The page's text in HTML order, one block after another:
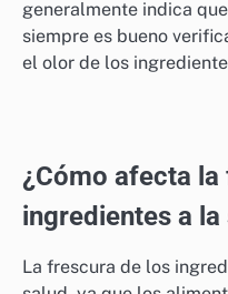
Justo garantizan que
estándares específicos
Estos sellos pueden
indiquen la fecha de
Un producto con una
generalmente indica
siempre es bueno
el olor de los